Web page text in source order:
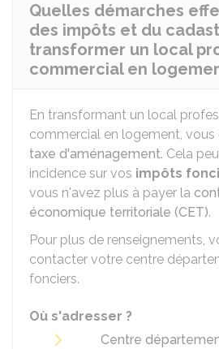
Quelles démarches
des impôts et du
transformer un local
commercial en
En transformant un local
commercial en logement, vous
taxe d'aménagement. Cela
incidence sur vos impôts
vous n'avez plus à payer la
économique territoriale (CET).
Pour plus de renseignements,
contacter votre centre
fonciers.
Où s'adresser ?
Centre